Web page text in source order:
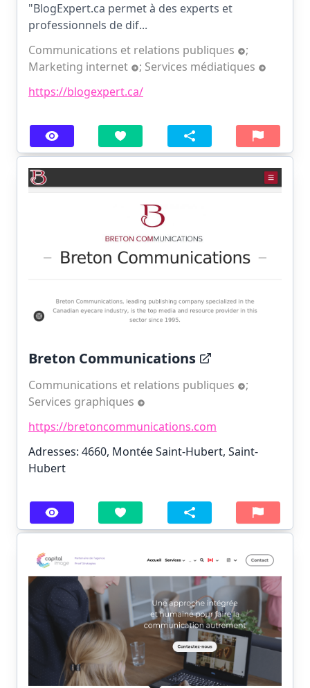
"BlogExpert.ca permet à des experts et
professionnels de dif...
Communications et relations publiques
;
Marketing internet
; Services médiatiques
https://blogexpert.ca/
Breton Communications
Communications et relations publiques
;
Services graphiques
https://bretoncommunications.com
Adresses: 4660, Montée Saint-Hubert, Saint-
Hubert